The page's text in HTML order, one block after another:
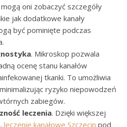
oni zobaczyć szczegóły
jak dodatkowe kanały
być pominięte podczas
. Mikroskop pozwala
ocenę stanu kanałów
tkanki. To umożliwia
ryzyko niepowodzeń
zabiegów.
leczenia. Dzięki większej
leczenie kanałowe Szczecin pod